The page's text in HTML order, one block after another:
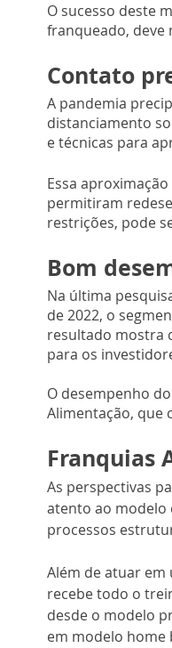
O sucesso deste
franqueado, deve
Contato
A pandemia
distanciamento
e técnicas para
Essa
permitiram
restrições, pode
Bom
Na última
de 2022, o
resultado mostra
para os
O desempenho
Alimentação, que
Franquias
As perspectivas
atento ao modelo
processos
Além de atuar em
recebe todo o
desde o modelo
em modelo home